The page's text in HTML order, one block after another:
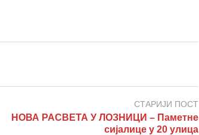
СТАРИЈИ ПОСТ
НОВА РАСВЕТА У ЛОЗНИЦИ – Паметне
сијалице у 20 улица